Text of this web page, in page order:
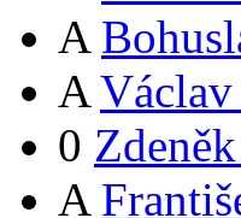
A
A
0
A